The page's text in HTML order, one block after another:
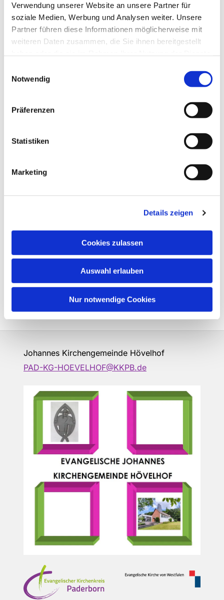
Verwendung unserer Website an unsere Partner für
soziale Medien, Werbung und Analysen weiter. Unsere
Partner führen diese Informationen möglicherweise mit
weiteren Daten zusammen, die Sie ihnen bereitgestellt
Notwendig
Präferenzen
Statistiken
Marketing
Details zeigen
Cookies zulassen
Auswahl erlauben
Nur notwendige Cookies
Dies könnte Sie auch
interessieren
Johannes Kirchengemeinde Hövelhof
PAD-KG-HOEVELHOF@KKPB.de